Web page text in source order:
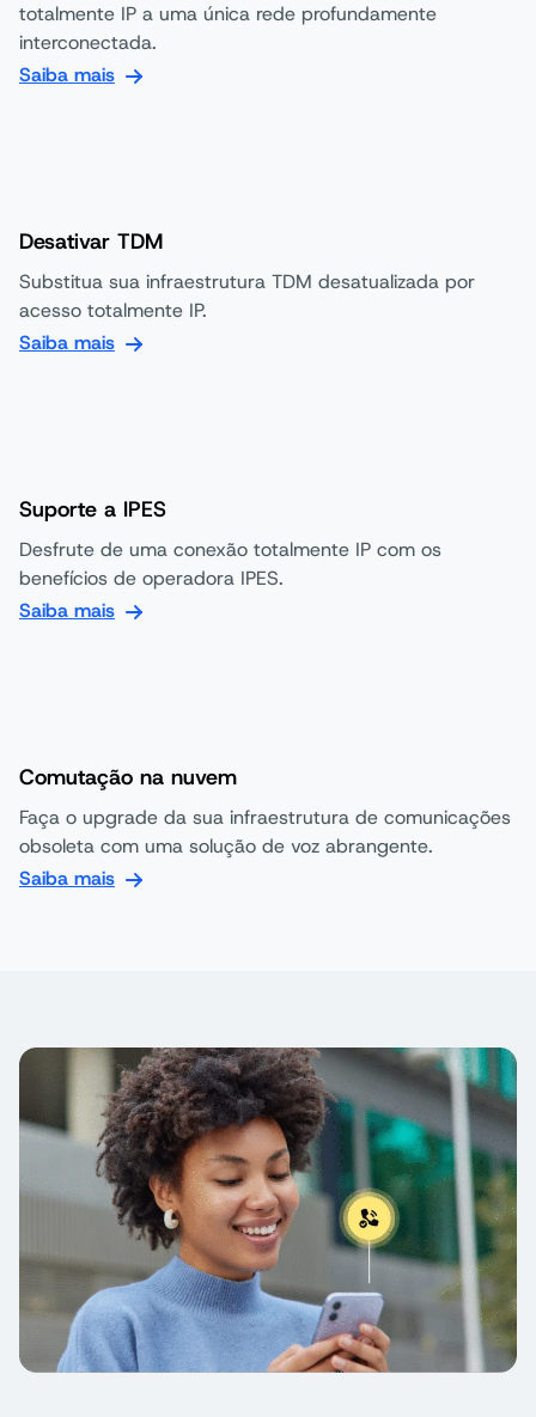
totalmente IP a uma única rede profundamente
interconectada.
Saiba mais
Desativar TDM
Substitua sua infraestrutura TDM desatualizada por
acesso totalmente IP.
Saiba mais
Suporte a IPES
Desfrute de uma conexão totalmente IP com os
benefícios de operadora IPES.
Saiba mais
Comutação na nuvem
Faça o upgrade da sua infraestrutura de comunicações
obsoleta com uma solução de voz abrangente.
Saiba mais